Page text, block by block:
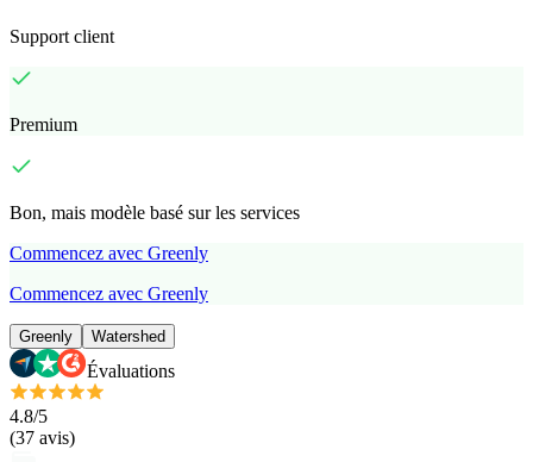
Support client
Premium
Bon, mais modèle basé sur les services
Commencez avec Greenly
Commencez avec Greenly
Greenly Watershed
Évaluations
4.8/5
(37 avis)